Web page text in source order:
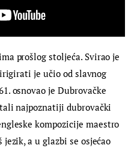
prošlog stoljeća. Svirao je
je učio od slavnog
osnovao je Dubrovačke
najpoznatiji dubrovački
kompozicije maestro
a u glazbi se osjećao